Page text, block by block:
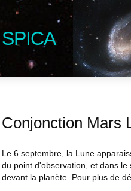
SPICA
Conjonction Mars
Le 6 septembre, la Lune
du point d'observation, et dans
devant la planète. Pour plus de